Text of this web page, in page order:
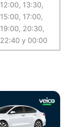
12:00, 13:30,
15:00, 17:00,
19:00, 20:30,
22:40 y 00:00